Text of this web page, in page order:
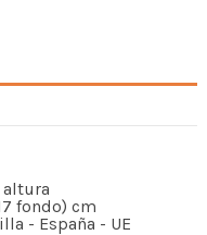
altura
fondo) cm
- España - UE